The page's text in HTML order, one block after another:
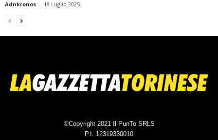
Adnkronos - 18 Luglio 2025
©Copyright 2021 Il PunTo SRLS
P.I. 12319330010